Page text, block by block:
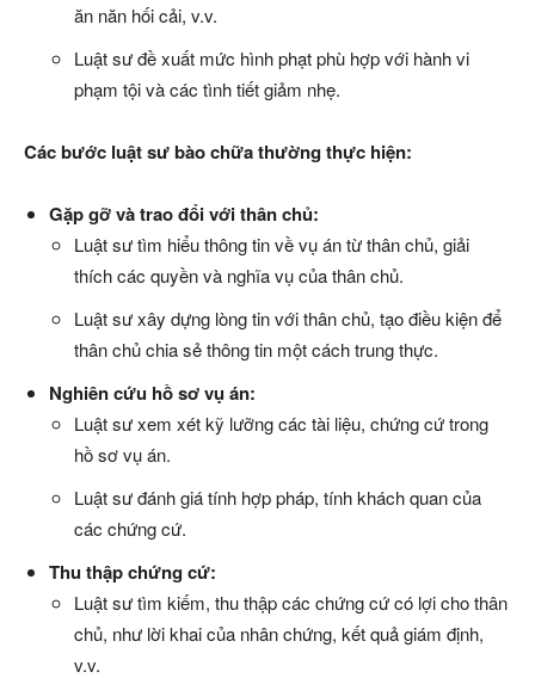
ăn năn hối cải, v.v.
Luật sư đề xuất mức hình phạt phù hợp với hành vi
phạm tội và các tình tiết giảm nhẹ.
Các bước luật sư bào chữa thường thực hiện:
Gặp gỡ và trao đổi với thân chủ:
Luật sư tìm hiểu thông tin về vụ án từ thân chủ, giải
thích các quyền và nghĩa vụ của thân chủ.
Luật sư xây dựng lòng tin với thân chủ, tạo điều kiện để
thân chủ chia sẻ thông tin một cách trung thực.
Nghiên cứu hồ sơ vụ án:
Luật sư xem xét kỹ lưỡng các tài liệu, chứng cứ trong
hồ sơ vụ án.
Luật sư đánh giá tính hợp pháp, tính khách quan của
các chứng cứ.
Thu thập chứng cứ:
Luật sư tìm kiếm, thu thập các chứng cứ có lợi cho thân
chủ, như lời khai của nhân chứng, kết quả giám định,
v.v.